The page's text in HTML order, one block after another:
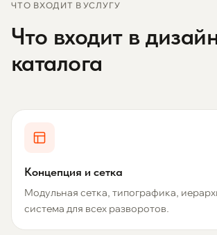
ЧТО ВХОДИТ В УСЛУГУ
Что входит в
каталога
Концепция и сетка
Модульная сетка, типографика,
система для всех разворотов.